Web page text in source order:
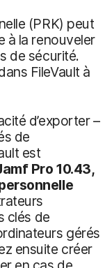
(PRK) peut
à la renouveler
de sécurité.
FileVault à
d’exporter –
de
est
Pro 10.43,
clés de
gérés
ensuite créer